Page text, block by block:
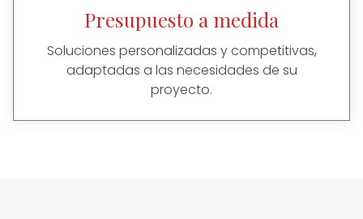
Presupuesto a medida
Soluciones personalizadas y competitivas,
adaptadas a las necesidades de su
proyecto.